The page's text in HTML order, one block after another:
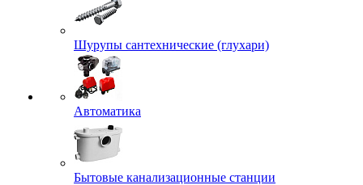
Шурупы сантехнические (глухари)
Автоматика
Бытовые канализационные станции